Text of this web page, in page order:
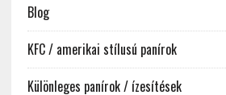
Blog
KFC / amerikai stílusú panírok
Különleges panírok / ízesítések